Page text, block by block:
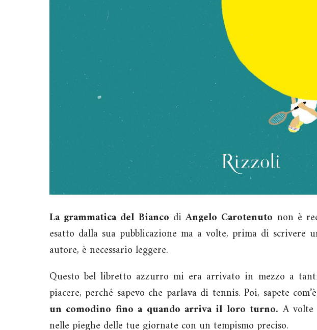
La grammatica del Bianco diAngelo Carotenuto non è
esatto dalla sua pubblicazione ma a volte, prima di scrivere
autore, è necessario leggere.
Questo bel libretto azzurro mi era arrivato in mezzo a
piacere, perché sapevo che parlava di tennis. Poi, sapete
un comodino fino a quando arriva il loro turno. A
nelle pieghe delle tue giornate con un tempismo preciso.